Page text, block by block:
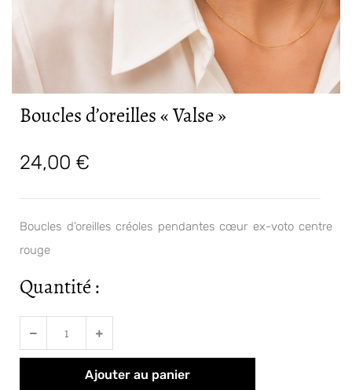
Boucles d’oreilles « Valse »
24,00 €
Boucles d’oreilles créoles pendantes cœur ex-voto centre
rouge
Quantité :
Ajouter au panier